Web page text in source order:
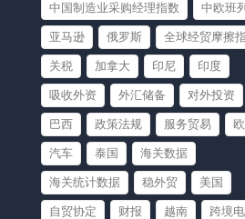
中国制造业采购经理指数 中欧班
亚马逊 俄罗斯 全球经贸摩擦
关税 加拿大 印尼 印度
吸收外资 外汇储备 对外投资
巴西 政策法规 服务贸易
汽车 泰国 海关数据
海关统计数据 稳外贸 美国
自贸协定 财报 越南 跨境